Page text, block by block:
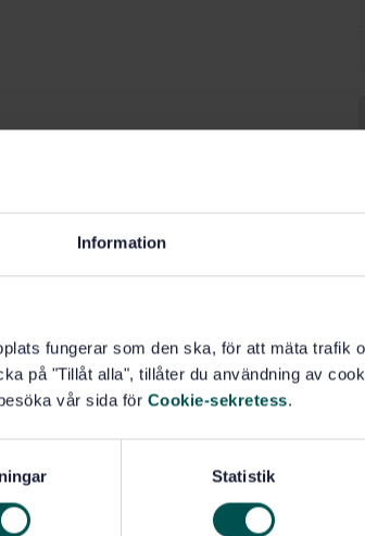
Information
fungerar som den ska, för att mäta trafik
på "Tillåt alla", tillåter du användning av
vår sida för Cookie-sekretess.
Statistik